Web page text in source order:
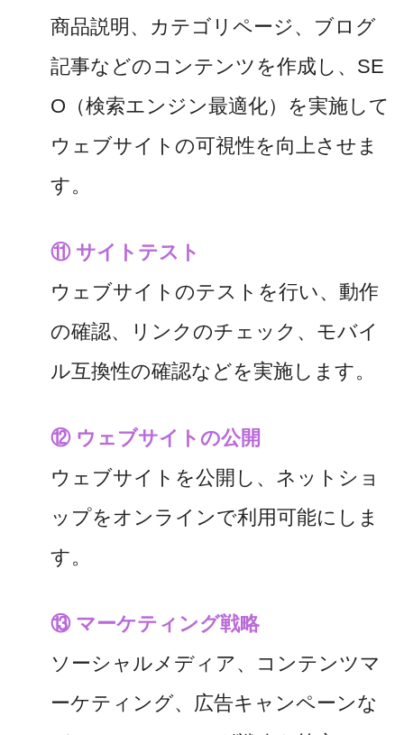
商品説明、カテゴリページ、ブログ
記事などのコンテンツを作成し、SE
O（検索エンジン最適化）を実施して
ウェブサイトの可視性を向上させま
す。
⑪ サイトテスト
ウェブサイトのテストを行い、動作
の確認、リンクのチェック、モバイ
ル互換性の確認などを実施します。
⑫ ウェブサイトの公開
ウェブサイトを公開し、ネットショ
ップをオンラインで利用可能にしま
す。
⑬ マーケティング戦略
ソーシャルメディア、コンテンツマ
ーケティング、広告キャンペーンな